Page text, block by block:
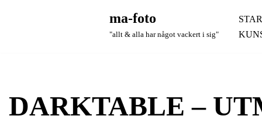
ma-foto
"allt & alla har något vackert i sig"
DARKTABLE –